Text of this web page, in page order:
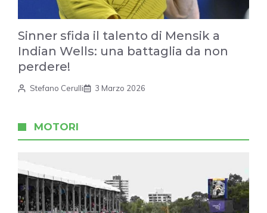
Sinner sfida il talento di Mensik a
Indian Wells: una battaglia da non
perdere!
Stefano Cerulli 3 Marzo 2026
MOTORI